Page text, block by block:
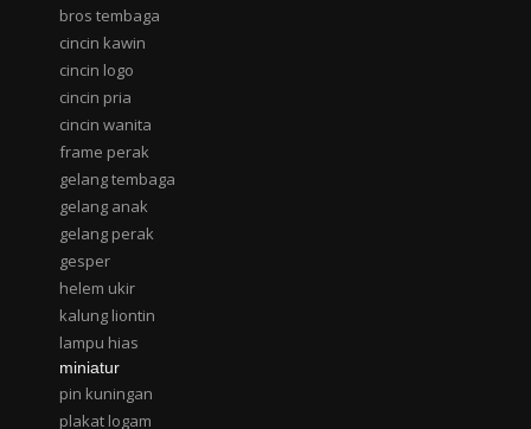
bros tembaga
cincin kawin
cincin logo
cincin pria
cincin wanita
frame perak
gelang tembaga
gelang anak
gelang perak
gesper
helem ukir
kalung liontin
lampu hias
miniatur
pin kuningan
plakat logam